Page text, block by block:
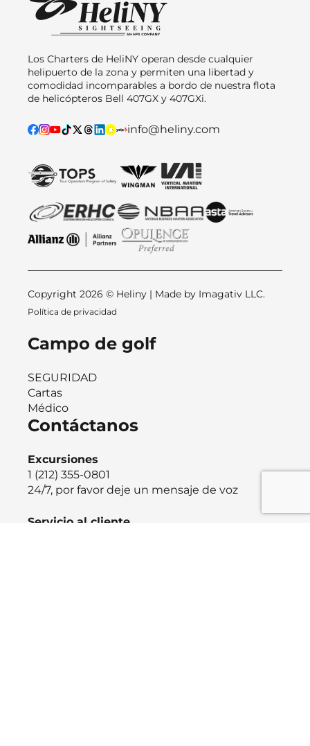
Los Charters de HeliNY operan desde cualquier
helipuerto de la zona y permiten una libertad y
comodidad incomparables a bordo de nuestra flota
de helicópteros Bell 407GX y 407GXi.
info@heliny.com
Copyright 2026 © Heliny | Made by Imagativ LLC.
Política de privacidad
Campo de golf
SEGURIDAD
Cartas
Médico
Contáctanos
Excursiones
1 (212) 355-0801
24/7, por favor deje un mensaje de voz
Servicio al cliente